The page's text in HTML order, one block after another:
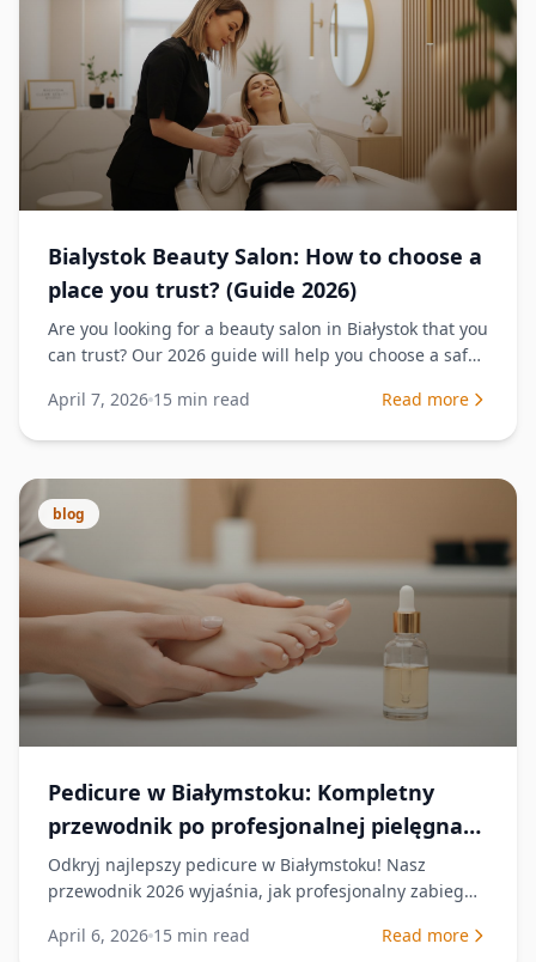
Bialystok Beauty Salon: How to choose a
place you trust? (Guide 2026)
Are you looking for a beauty salon in Białystok that you
can trust? Our 2026 guide will help you choose a safe
April 7, 2026 15 min read Read more
blog
Pedicure w Białymstoku: Kompletny
przewodnik po profesjonalnej pielęgnacji
stóp (2026)
Odkryj najlepszy pedicure w Białymstoku! Nasz
przewodnik 2026 wyjaśnia, jak profesjonalny zabieg
April 6, 2026 15 min read Read more